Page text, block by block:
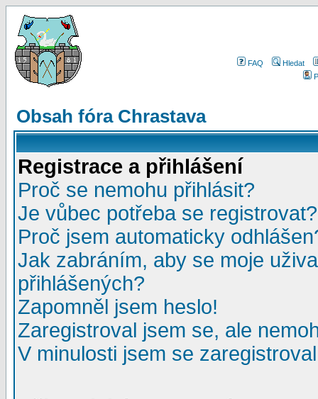
FAQ
Hledat
Obsah fóra Chrastava
Registrace a přihlášení
Proč se nemohu přihlásit?
Je vůbec potřeba se registrovat?
Proč jsem automaticky
Jak zabráním, aby se moje
přihlášených?
Zapomněl jsem heslo!
Zaregistroval jsem se, ale
V minulosti jsem se